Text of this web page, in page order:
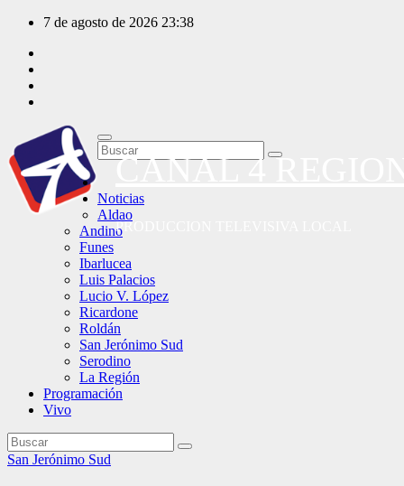
Saltar
contenido
7 de agosto de 2026 23:38
CANAL 4
PRODUCCION TELEVISIVA LOCAL
Noticias
Aldao
Andino
Funes
Ibarlucea
Luis Palacios
Lucio V. López
Ricardone
Roldán
San Jerónimo Sud
Serodino
La Región
Programación
Vivo
San Jerónimo Sud